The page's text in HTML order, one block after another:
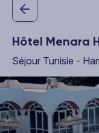
Hôtel Menara
Séjour Tunisie -
This carousel shows